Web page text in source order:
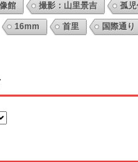
館 撮影：山里景吉 孤
16mm 首里 国際通り